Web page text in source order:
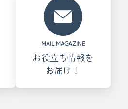
MAIL MAGAZINE
お役立ち情報を
お届け！